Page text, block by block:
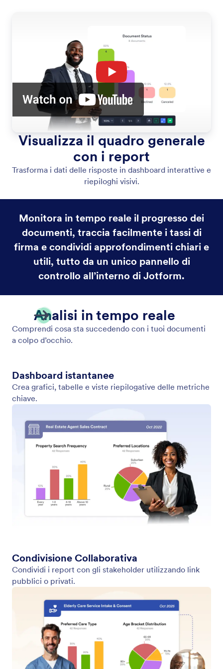
Visualizza il quadro generale
con i report
Trasforma i dati delle risposte in dashboard interattive e
riepiloghi visivi.
Monitora in tempo reale il progresso dei
documenti, traccia facilmente i tassi di
firma e condividi approfondimenti chiari e
utili, tutto da un unico pannello di
controllo all’interno di Jotform.
Analisi in tempo reale
Comprendi cosa sta succedendo con i tuoi documenti
a colpo d’occhio.
Dashboard istantanee
Crea grafici, tabelle e viste riepilogative delle metriche
chiave.
Condivisione Collaborativa
Condividi i report con gli stakeholder utilizzando link
pubblici o privati.